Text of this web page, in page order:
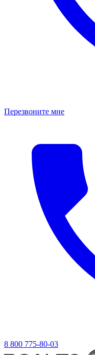
Перезвоните мне
8 800 775-80-03